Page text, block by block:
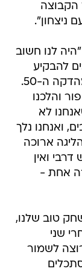
הקבוצה
ניצחון".
לנו חשוב
להבקיע
יותר שערים, הייתה לנו ירידה ביכולת מהדקה ה-50.
בשנה שעברה הובלנו את הליגה ב-13 פור והלכנו
לא
ואנחנו נלך
ארוכה
ואין
אחת -
טוב שלנו,
שני
לשמור